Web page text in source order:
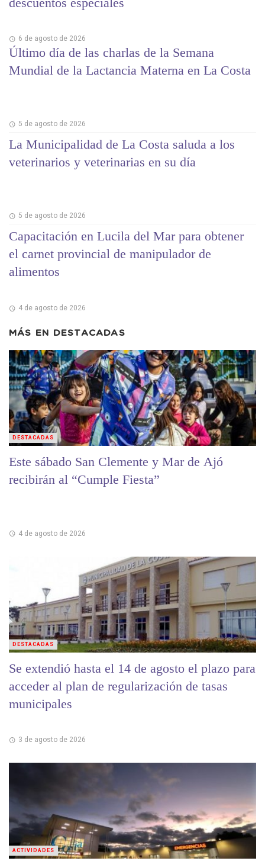
6 de agosto de 2026
Último día de las charlas de la Semana
Mundial de la Lactancia Materna en La Costa
5 de agosto de 2026
La Municipalidad de La Costa saluda a los
veterinarios y veterinarias en su día
5 de agosto de 2026
Capacitación en Lucila del Mar para obtener
el carnet provincial de manipulador de
alimentos
4 de agosto de 2026
MÁS EN DESTACADAS
Este sábado San Clemente y Mar de Ajó
recibirán al “Cumple Fiesta”
4 de agosto de 2026
DESTACADAS
Se extendió hasta el 14 de agosto el plazo para
acceder al plan de regularización de tasas
municipales
3 de agosto de 2026
DESTACADAS
ACTIVIDADES